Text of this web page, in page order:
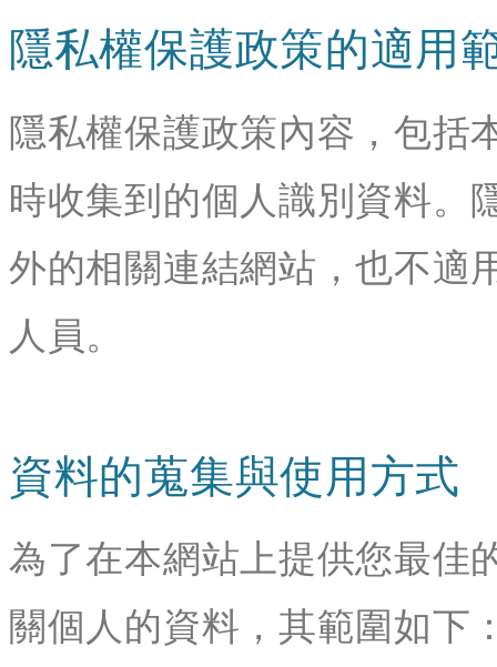
隱私權保護政策的適用
隱私權保護政策內容，包括
時收集到的個人識別資料。
外的相關連結網站，也不適
人員。
資料的蒐集與使用方式
為了在本網站上提供您最佳
關個人的資料，其範圍如下